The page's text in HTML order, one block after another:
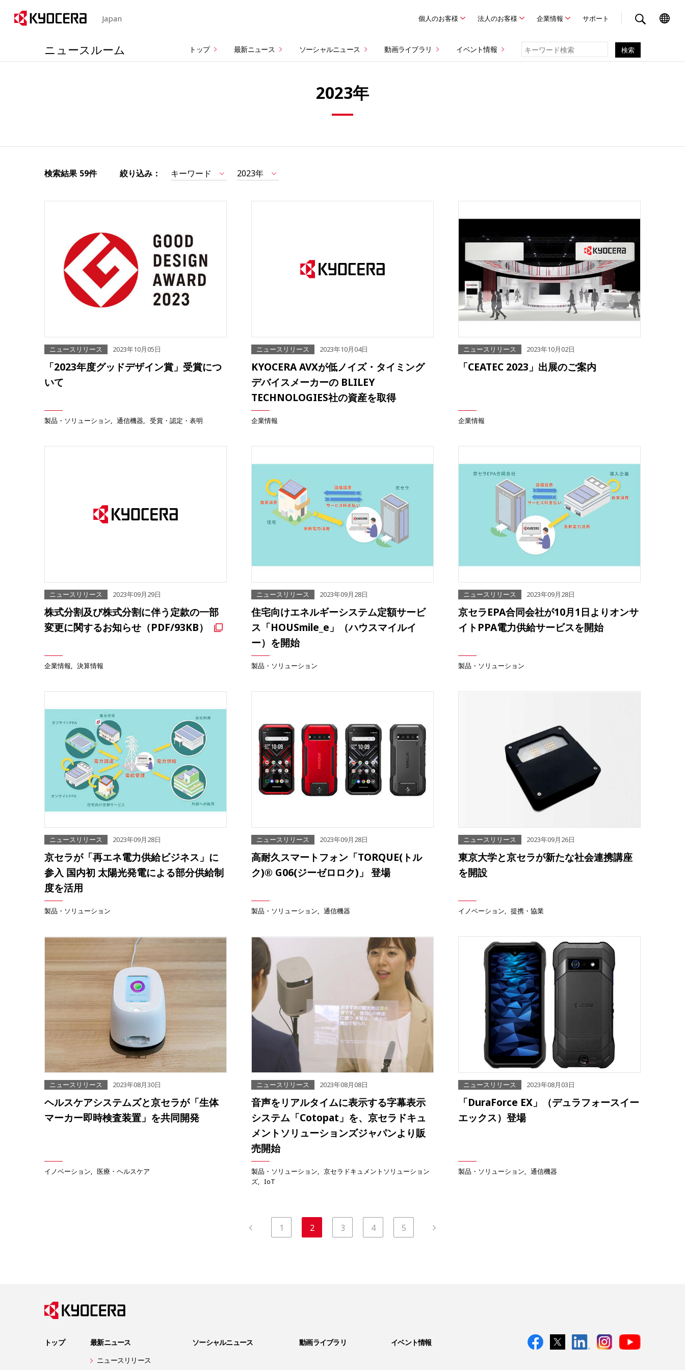
Japan 個人のお客様 法人のお客様 企業情報 サポート
ニュースルーム トップ 最新ニュース ソーシャルニュース 動画ライブラリ イベント情報
2023年
検索結果 59件 絞り込み： キーワード 2023年
ニュースリリース 2023年10月05日
「2023年度グッドデザイン賞」受賞につ
いて
製品・ソリューション 通信機器 受賞・認定・表明
ニュースリリース 2023年10月04日
KYOCERA AVXが低ノイズ・タイミング
デバイスメーカーの BLILEY
TECHNOLOGIES社の資産を取得
企業情報
ニュースリリース 2023年10月02日
「CEATEC 2023」出展のご案内
企業情報
ニュースリリース 2023年09月29日
株式分割及び株式分割に伴う定款の一部
変更に関するお知らせ（PDF/93KB）
企業情報 決算情報
ニュースリリース 2023年09月28日
住宅向けエネルギーシステム定額サービ
ス「HOUSmile_e」（ハウスマイルイ
ー）を開始
製品・ソリューション
ニュースリリース 2023年09月28日
京セラEPA合同会社が10月1日よりオンサ
イトPPA電力供給サービスを開始
製品・ソリューション
ニュースリリース 2023年09月28日
京セラが「再エネ電力供給ビジネス」に
参入 国内初 太陽光発電による部分供給制
度を活用
製品・ソリューション
ニュースリリース 2023年09月28日
高耐久スマートフォン「TORQUE(トル
ク)® G06(ジーゼロロク)」 登場
製品・ソリューション 通信機器
ニュースリリース 2023年09月26日
東京大学と京セラが新たな社会連携講座
を開設
イノベーション 提携・協業
ニュースリリース 2023年08月30日
ヘルスケアシステムズと京セラが「生体
マーカー即時検査装置」を共同開発
イノベーション 医療・ヘルスケア
ニュースリリース 2023年08月08日
音声をリアルタイムに表示する字幕表示
システム「Cotopat」を、京セラドキュ
メントソリューションズジャパンより販
売開始
製品・ソリューション
京セラドキュメントソリューション
ズ
IoT
ニュースリリース 2023年08月03日
「DuraForce EX」（デュラフォースイー
エックス）登場
製品・ソリューション 通信機器
1 2 3 4 5
トップ
最新ニュース
ニュースリリース
ソーシャルニュース 動画ライブラリ イベント情報